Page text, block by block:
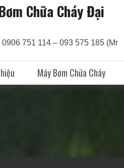
Chữa Cháy Đại
0906 751 114 – 093 575 185 (Mr
Máy Bơm Chữa Cháy